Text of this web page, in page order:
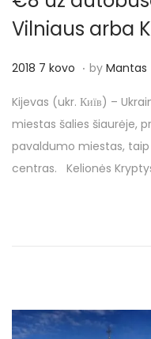
Vilniaus arba
P
s
t
e
d
2018 7 kovo 2
1
8
7
k
. by Mantas
Kijevas (ukr. Київ) –
miestas šalies šiaurėje,
pavaldumo miestas,
centras. Kelionės